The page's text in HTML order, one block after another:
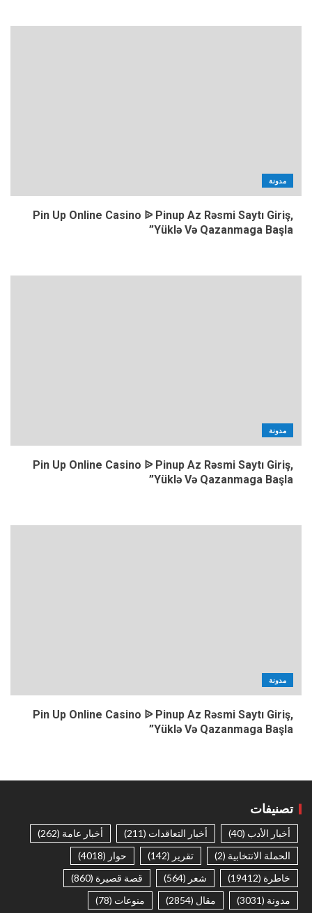
مدونة
Pin Up Online Casino ᐉ Pinup Az Rəsmi Saytı Giriş,
Yüklə Və Qazanmaga Başla”
مدونة
Pin Up Online Casino ᐉ Pinup Az Rəsmi Saytı Giriş,
Yüklə Və Qazanmaga Başla”
مدونة
Pin Up Online Casino ᐉ Pinup Az Rəsmi Saytı Giriş,
Yüklə Və Qazanmaga Başla”
تصنيفات
أخبار الأدب (40) أخبار التعاقدات (211) أخبار عامة (262)
الحملة الانتخابية (2) تقرير (142) حوار (4018)
خاطرة (19412) شعر (564) قصة قصيرة (860)
مدونة (3031) مقال (2854) منوعات (78)